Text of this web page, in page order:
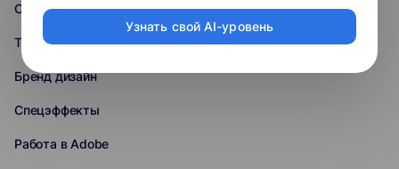
Создание лендингов
Типографика
Бренд дизайн
Спецэффекты
Работа в Adobe
Узнать свой AI-уровень